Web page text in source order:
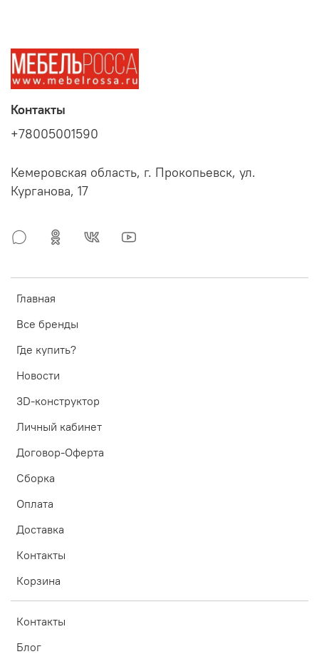
Главная
Все бренды
Где купить?
Новости
3D-конструктор
Личный кабинет
Договор-Оферта
Сборка
Оплата
Доставка
Контакты
Корзина
Контакты
Блог
Контакты
+78005001590
Кемеровская область, г. Прокопьевск, ул.
Курганова, 17